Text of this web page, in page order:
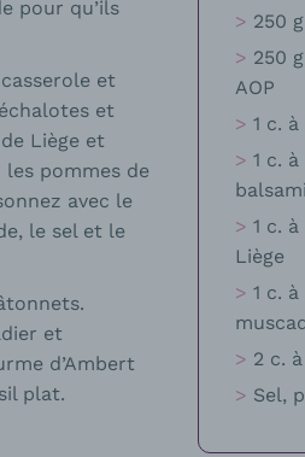
250
250
AOP
1 c.
1 c.
1 c.
Liège
1 c.
2 c.
Sel,
pour qu’ils
et
et
Liège et
pommes de
avec le
le sel et le
et
d’Ambert
plat.